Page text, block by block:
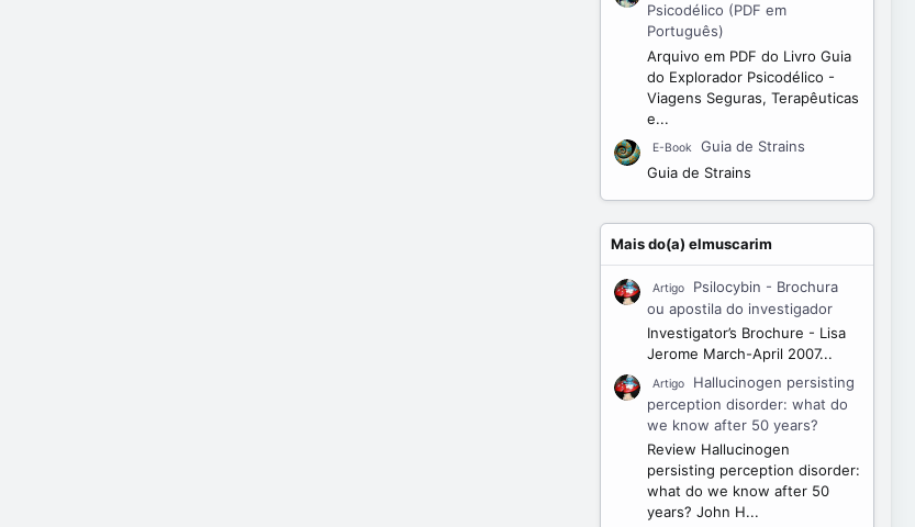
Psicodélico (PDF em
Português)
Arquivo em PDF do Livro Guia
do Explorador Psicodélico -
Viagens Seguras, Terapêuticas
e...
E-Book
Guia de Strains
Guia de Strains
Mais do(a) elmuscarim
Artigo
Psilocybin - Brochura
ou apostila do investigador
Investigator’s Brochure - Lisa
Jerome March-April 2007...
Artigo
Hallucinogen persisting
perception disorder: what do
we know after 50 years?
Review Hallucinogen
persisting perception disorder:
what do we know after 50
years? John H...